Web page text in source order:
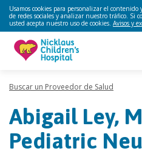
Usamos cookies para personalizar el contenido
de redes sociales y analizar nuestro tráfico.
usted acepta nuestro uso de cookies. Avisos y
Buscar un Proveedor de Salud
Abigail Ley,
Pediatric